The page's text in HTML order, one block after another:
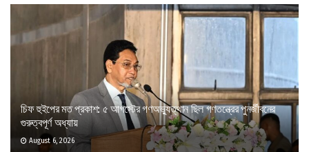
চিফ হুইপের মত প্রকাশ: ৫ আগস্টের গণঅভ্যুত্থান ছিল গণতন্ত্রের পুনর্জীবনের
গুরুত্বপূর্ণ অধ্যায়
August 6, 2026